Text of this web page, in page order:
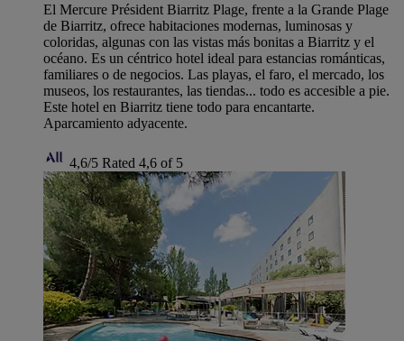
El Mercure Président Biarritz Plage, frente a la Grande Plage
de Biarritz, ofrece habitaciones modernas, luminosas y
coloridas, algunas con las vistas más bonitas a Biarritz y el
océano. Es un céntrico hotel ideal para estancias románticas,
familiares o de negocios. Las playas, el faro, el mercado, los
museos, los restaurantes, las tiendas... todo es accesible a pie.
Este hotel en Biarritz tiene todo para encantarte.
Aparcamiento adyacente.
4,6/5 Rated 4,6 of 5